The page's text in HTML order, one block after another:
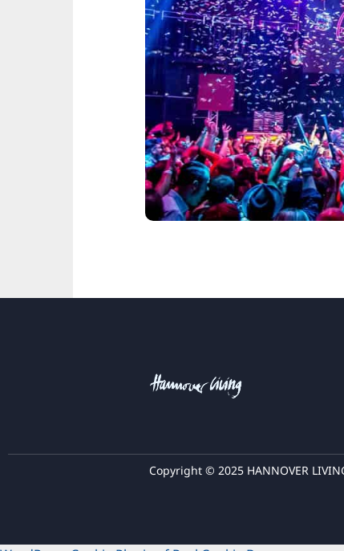
Copyright © 2025 HANNOVER